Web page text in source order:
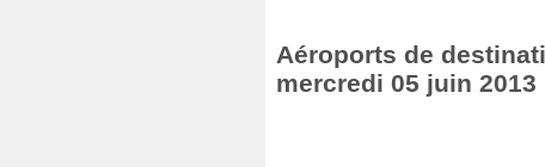
Aéroports de
mercredi 05 juin 2013